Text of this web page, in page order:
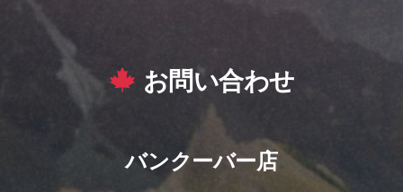
お問い合わせ
バンクーバー店